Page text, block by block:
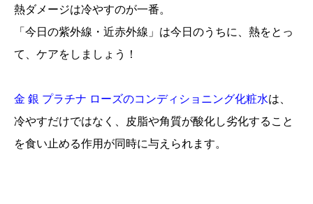
熱ダメージは冷やすのが一番。
「今日の紫外線・近赤外線」は今日のうちに、熱をとっ
て、ケアをしましょう！
金 銀 プラチナ ローズのコンディショニング化粧水は、
冷やすだけではなく、皮脂や角質が酸化し劣化すること
を食い止める作用が同時に与えられます。